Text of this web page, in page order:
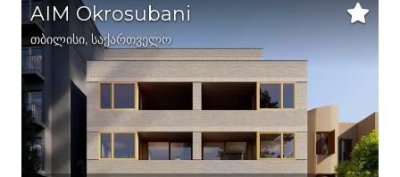
AIM Okrosubani
თბილისი, საქართველო